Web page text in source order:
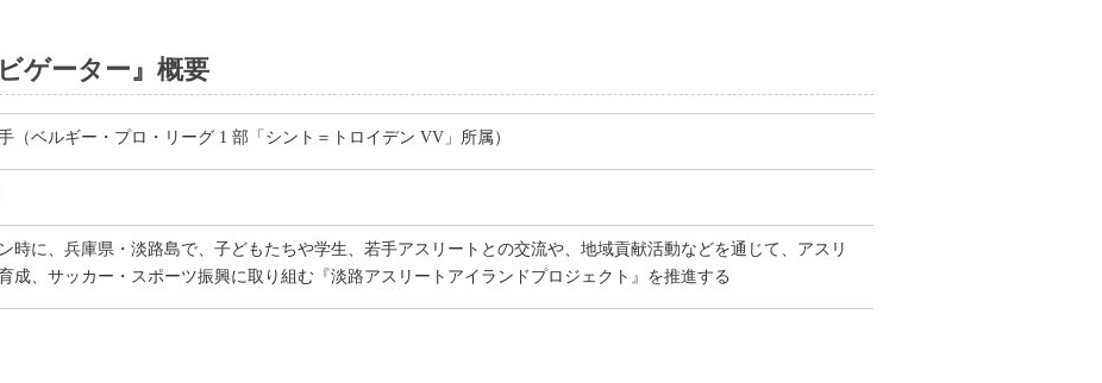
ゲーター』概要
（ベルギー・プロ・リーグ 1 部「シント＝トロイデン VV」所属）
時に、兵庫県・淡路島で、子どもたちや学生、若手アスリートとの交流や、地域貢献活動などを通じて、アスリ
成、サッカー・スポーツ振興に取り組む『淡路アスリートアイランドプロジェクト』を推進する